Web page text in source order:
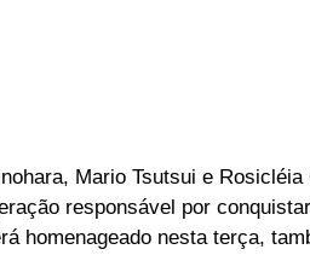
Mario Tsutsui e
responsável por
homenageado nesta terça,